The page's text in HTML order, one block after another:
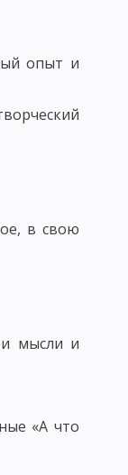
опыт и
в свою
мысли и
«А что